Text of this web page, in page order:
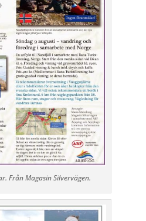
Från Magasin Silvervägen.